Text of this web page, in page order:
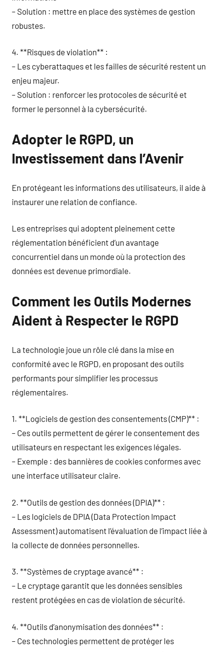
– Solution : mettre en place des systèmes de gestion
robustes.
4. **Risques de violation** :
– Les cyberattaques et les failles de sécurité restent un
enjeu majeur.
– Solution : renforcer les protocoles de sécurité et
former le personnel à la cybersécurité.
Adopter le RGPD, un
Investissement dans l’Avenir
En protégeant les informations des utilisateurs, il aide à
instaurer une relation de confiance.
Les entreprises qui adoptent pleinement cette
réglementation bénéficient d’un avantage
concurrentiel dans un monde où la protection des
données est devenue primordiale.
Comment les Outils Modernes
Aident à Respecter le RGPD
La technologie joue un rôle clé dans la mise en
conformité avec le RGPD, en proposant des outils
performants pour simplifier les processus
réglementaires.
1. **Logiciels de gestion des consentements (CMP)** :
– Ces outils permettent de gérer le consentement des
utilisateurs en respectant les exigences légales.
– Exemple : des bannières de cookies conformes avec
une interface utilisateur claire.
2. **Outils de gestion des données (DPIA)** :
– Les logiciels de DPIA (Data Protection Impact
Assessment) automatisent l’évaluation de l’impact liée à
la collecte de données personnelles.
3. **Systèmes de cryptage avancé** :
– Le cryptage garantit que les données sensibles
restent protégées en cas de violation de sécurité.
4. **Outils d’anonymisation des données** :
– Ces technologies permettent de protéger les